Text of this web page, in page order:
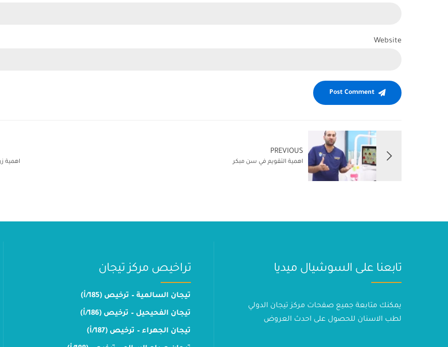
Website
Post Comment
PREVIOUS
اهمية التقويم في سن مبكر اهمية
تابعنا على السوشيال ميديا
يمكنك متابعة جميع صفحات مركز تيجان الدولي
لطب الاسنان للحصول على احدث العروض
تراخيص مركز تيجان
تيجان السالمية – ترخيص (185/أ)
تيجان الفحيحيل – ترخيص (186/أ)
تيجان الجهراء – ترخيص (187/أ)